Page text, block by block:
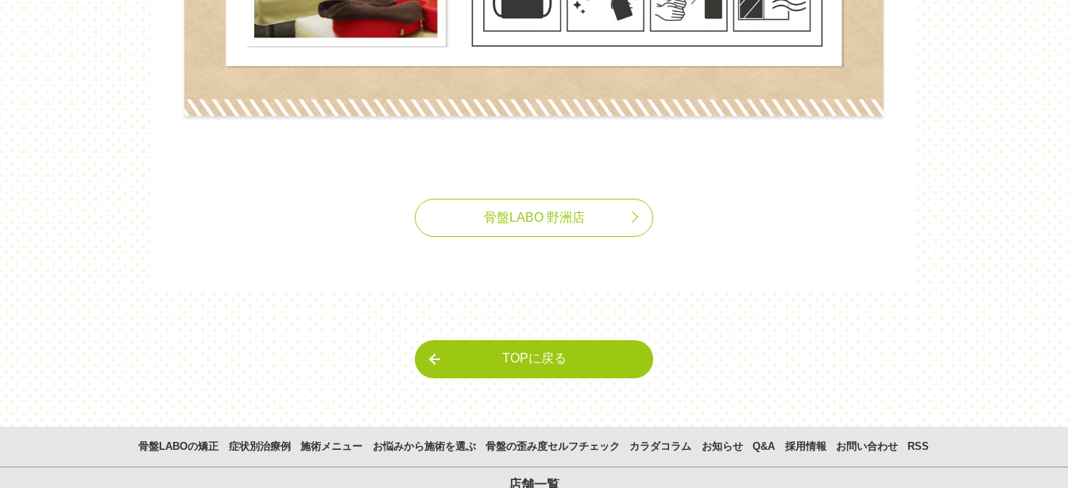
骨盤LABO 野洲店
TOPに戻る
骨盤LABOの矯正 症状別治療例 施術メニュー お悩みから施術を選ぶ 骨盤の歪み度セルフチェック カラダコラム お知らせ Q&A 採用情報 お問い合わせ RSS
店舗一覧